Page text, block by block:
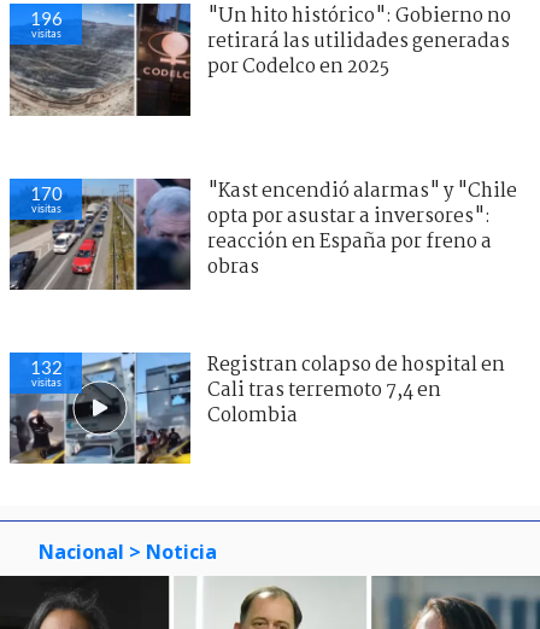
196
visitas
"Un hito histórico": Gobierno no
retirará las utilidades generadas
por Codelco en 2025
170
visitas
"Kast encendió alarmas" y "Chile
opta por asustar a inversores":
reacción en España por freno a
obras
132
visitas
Registran colapso de hospital en
Cali tras terremoto 7,4 en
Colombia
Nacional > Noticia